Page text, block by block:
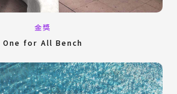
金獎
One for All Bench